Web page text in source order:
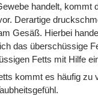
handelt, kommt
Derartige
Gesäß. Hierbei
das überschüssige
Fetts mit Hilfe
kommt es häufig